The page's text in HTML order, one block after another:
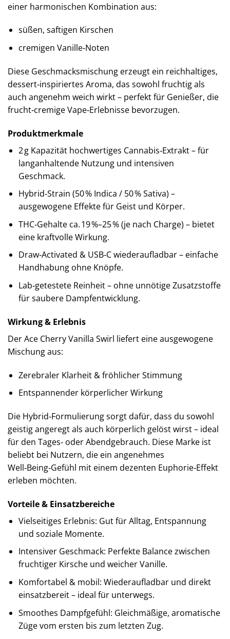
einer harmonischen Kombination aus:
süßen, saftigen Kirschen
cremigen Vanille‑Noten
Diese Geschmacksmischung erzeugt ein reichhaltiges,
dessert‑inspiriertes Aroma, das sowohl fruchtig als
auch angenehm weich wirkt – perfekt für Genießer, die
frucht‑cremige Vape‑Erlebnisse bevorzugen.
Produktmerkmale
2 g Kapazität hochwertiges Cannabis‑Extrakt – für
langanhaltende Nutzung und intensiven
Geschmack.
Hybrid‑Strain (50 % Indica / 50 % Sativa) –
ausgewogene Effekte für Geist und Körper.
THC‑Gehalte ca. 19 %–25 % (je nach Charge) – bietet
eine kraftvolle Wirkung.
Draw‑Activated & USB‑C wiederaufladbar – einfache
Handhabung ohne Knöpfe.
Lab‑getestete Reinheit – ohne unnötige Zusatzstoffe
für saubere Dampfentwicklung.
Wirkung & Erlebnis
Der Ace Cherry Vanilla Swirl liefert eine ausgewogene
Mischung aus:
Zerebraler Klarheit & fröhlicher Stimmung
Entspannender körperlicher Wirkung
Die Hybrid‑Formulierung sorgt dafür, dass du sowohl
geistig angeregt als auch körperlich gelöst wirst – ideal
für den Tages‑ oder Abendgebrauch. Diese Marke ist
beliebt bei Nutzern, die ein angenehmes
Well‑Being‑Gefühl mit einem dezenten Euphorie‑Effekt
erleben möchten.
Vorteile & Einsatzbereiche
Vielseitiges Erlebnis: Gut für Alltag, Entspannung
und soziale Momente.
Intensiver Geschmack: Perfekte Balance zwischen
fruchtiger Kirsche und weicher Vanille.
Komfortabel & mobil: Wiederaufladbar und direkt
einsatzbereit – ideal für unterwegs.
Smoothes Dampfgefühl: Gleichmäßige, aromatische
Züge vom ersten bis zum letzten Zug.